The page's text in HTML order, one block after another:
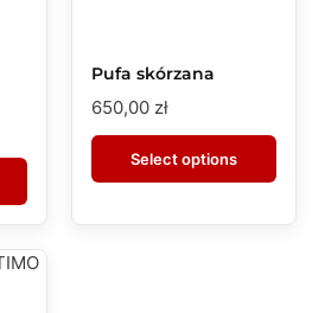
Pufa skórzana
650,00 zł
Select options